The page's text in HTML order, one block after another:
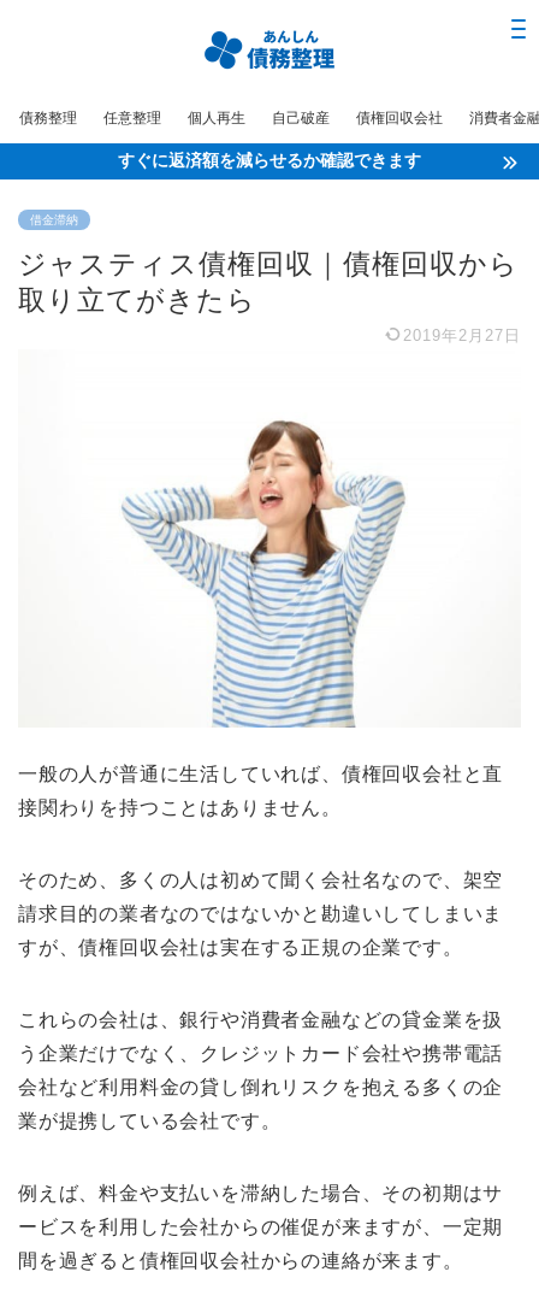
債務整理 任意整理 個人再生 自己破産 債権回収会社 消費者金
すぐに返済額を減らせるか確認できます
借金滞納
ジャスティス債権回収｜債権回収から
取り立てがきたら
2019年2月27日
一般の人が普通に生活していれば、債権回収会社と直
接関わりを持つことはありません。
そのため、多くの人は初めて聞く会社名なので、架空
請求目的の業者なのではないかと勘違いしてしまいま
すが、債権回収会社は実在する正規の企業です。
これらの会社は、銀行や消費者金融などの貸金業を扱
う企業だけでなく、クレジットカード会社や携帯電話
会社など利用料金の貸し倒れリスクを抱える多くの企
業が提携している会社です。
例えば、料金や支払いを滞納した場合、その初期はサ
ービスを利用した会社からの催促が来ますが、一定期
間を過ぎると債権回収会社からの連絡が来ます。